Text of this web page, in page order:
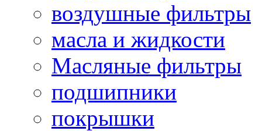
воздушные фильтры
масла и жидкости
Масляные фильтры
подшипники
покрышки